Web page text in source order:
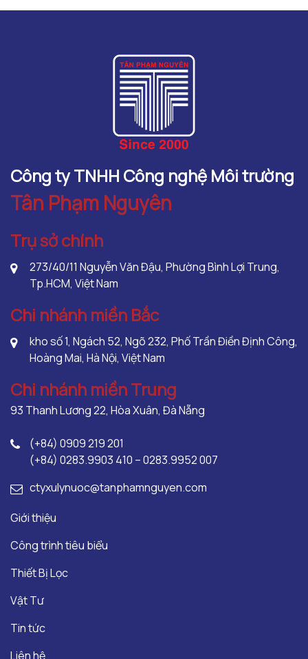
Công ty TNHH Công nghệ Môi trường
Tân Phạm Nguyên
Trụ sở chính
273/40/11 Nguyễn Văn Đậu, Phường Bình Lợi Trung,
Tp.HCM, Việt Nam
Chi nhánh miền Bắc
kho số 1, Ngách 52, Ngõ 232, Phố Trần Điền Định Công,
Hoàng Mai, Hà Nội, Việt Nam
Chi nhánh miền Trung
93 Thanh Lương 22, Hòa Xuân, Đà Nẵng
(+84) 0909 219 201
(+84) 0283.9903 410 – 0283.9952 007
ctyxulynuoc@tanphamnguyen.com
Giới thiệu
Công trình tiêu biểu
Thiết Bị Lọc
Vật Tư
Tin tức
Liên hệ